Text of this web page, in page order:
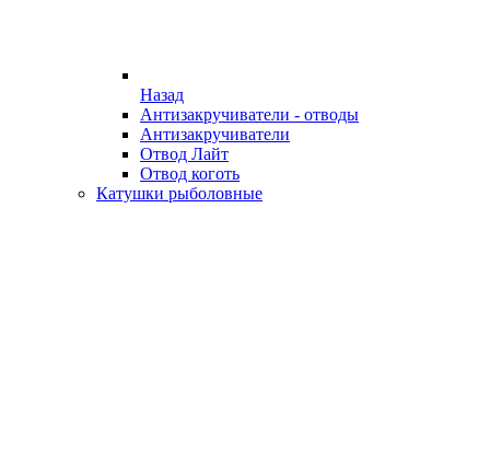
Назад
Антизакручиватели - отводы
Антизакручиватели
Отвод Лайт
Отвод коготь
Катушки рыболовные